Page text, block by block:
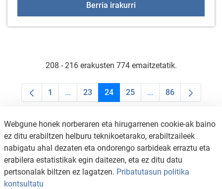
Berria irakurri
208 - 216 erakusten 774 emaitzetatik.
Orrialdea
1 ...Intermediate Pages Use TAB to navigate.
Orrialdea
23 Orrialdea
24 Orrialdea
25 ...Intermediate Pages
Orrialdea
86
Webgune honek norberaren eta hirugarrenen cookie-ak baino
ez ditu erabiltzen helburu teknikoetarako, erabiltzaileek
nabigatu ahal dezaten eta ondorengo sarbideak erraztu eta
erabilera estatistikak egin daitezen, eta ez ditu datu
pertsonalak biltzen ez lagatzen. Pribatutasun politika
kontsultatu